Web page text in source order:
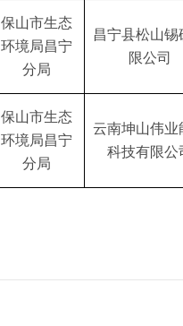
保山市生态
环境局昌宁
分局
昌宁县松山锡
限公司
保山市生态
环境局昌宁
分局
云南坤山伟业
科技有限公